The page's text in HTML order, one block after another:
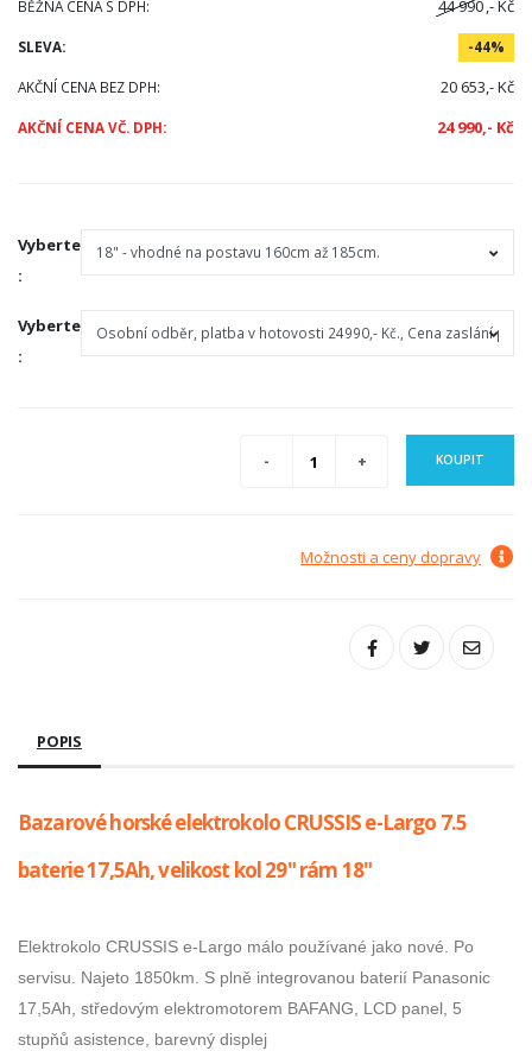
BĚŽNÁ CENA S DPH: 44 990,- Kč
SLEVA: -44%
AKČNÍ CENA BEZ DPH: 20 653,- Kč
AKČNÍ CENA VČ. DPH: 24 990,- Kč
Vyberte
:
Vyberte
:
KOUPIT
Možnosti a ceny dopravy
POPIS
Bazarové horské elektrokolo CRUSSIS e-Largo 7.5
baterie 17,5Ah, velikost kol 29" rám 18"
Elektrokolo CRUSSIS e-Largo málo používané jako nové. Po
servisu. Najeto 1850km. S plně integrovanou baterií Panasonic
17,5Ah, středovým elektromotorem BAFANG, LCD panel, 5
stupňů asistence, barevný displej